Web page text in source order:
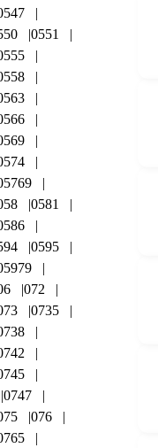
0551
0581
0595
072
0735
0747
076